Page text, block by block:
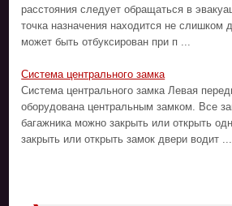
расстояния следует обращаться в
точка назначения находится не слишком
может быть отбуксирован при п ...
Система центрального замка
Система центрального замка Левая
оборудована центральным замком. Все
багажника можно закрыть или открыть
закрыть или открыть замок двери водит ...